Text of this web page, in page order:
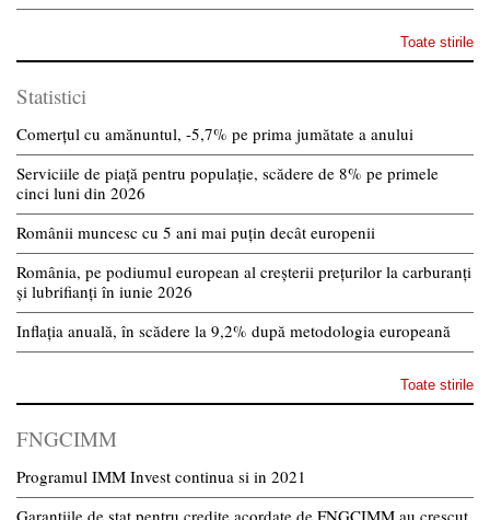
Toate stirile
Statistici
Comerțul cu amănuntul, -5,7% pe prima jumătate a anului
Serviciile de piață pentru populație, scădere de 8% pe primele
cinci luni din 2026
Românii muncesc cu 5 ani mai puțin decât europenii
România, pe podiumul european al creșterii prețurilor la carburanți
și lubrifianți în iunie 2026
Inflația anuală, în scădere la 9,2% după metodologia europeană
Toate stirile
FNGCIMM
Programul IMM Invest continua si in 2021
Garantiile de stat pentru credite acordate de FNGCIMM au crescut